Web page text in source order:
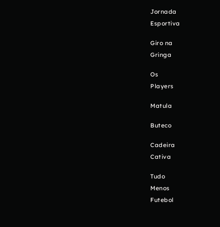
Jornada
Esportiva
Giro na
Gringa
Os
Players
Matula
Buteco
Cadeira
Cativa
Tudo
Menos
Futebol